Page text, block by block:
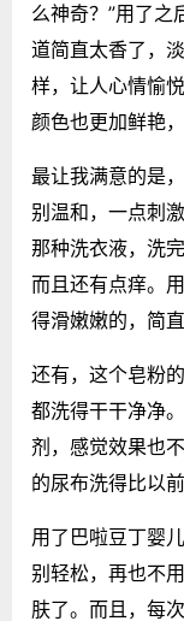
么神奇？”用了之
道简直太香了，
样，让人心情愉
颜色也更加鲜艳
最让我满意的是
别温和，一点刺
那种洗衣液，洗
而且还有点痒。
得滑嫩嫩的，简
还有，这个皂粉
都洗得干干净净
剂，感觉效果也
的尿布洗得比以
用了巴啦豆丁婴
别轻松，再也不
肤了。而且，每